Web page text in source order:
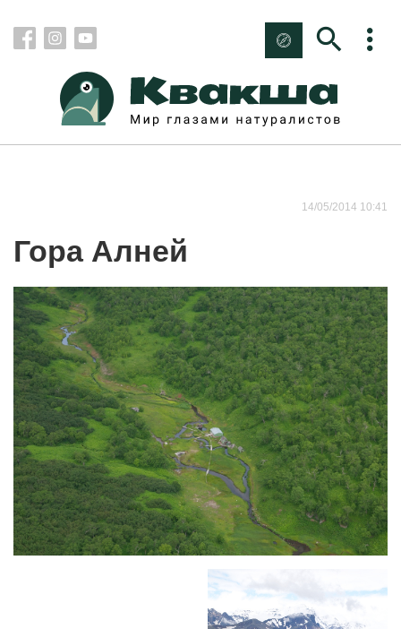
14/05/2014 10:41
Гора Алней